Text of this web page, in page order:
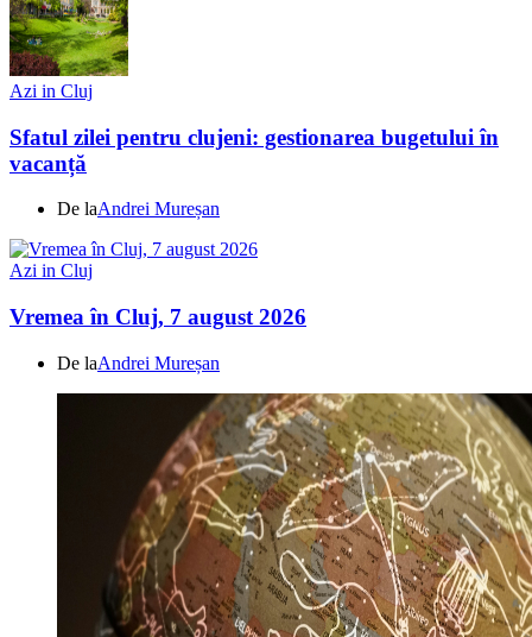
Azi in Cluj
Sfatul zilei pentru clujeni: gestionarea bugetului în
vacanță
De laAndrei Mureșan
Azi in Cluj
Vremea în Cluj, 7 august 2026
De laAndrei Mureșan